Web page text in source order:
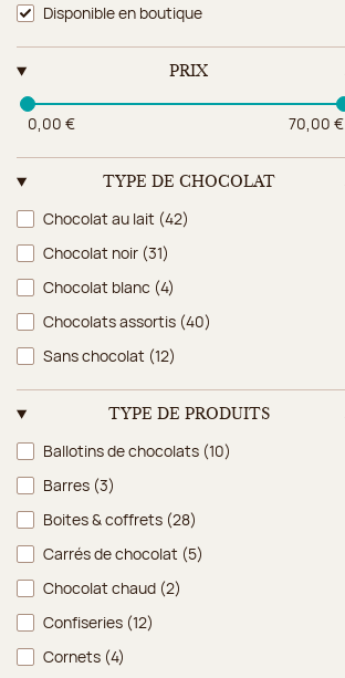
Disponible en boutique
PRIX
0,00 € 70,00 €
TYPE DE CHOCOLAT
Type de chocolat
Chocolat au lait (42)
Chocolat noir (31)
Chocolat blanc (4)
Chocolats assortis (40)
Sans chocolat (12)
TYPE DE PRODUITS
Type de produits
Ballotins de chocolats (10)
Barres (3)
Boites & coffrets (28)
Carrés de chocolat (5)
Chocolat chaud (2)
Confiseries (12)
Cornets (4)